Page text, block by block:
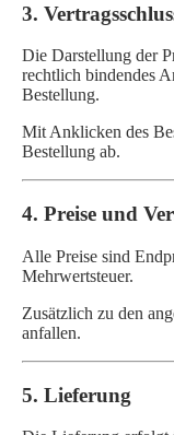
3.
Die Darstellung der
rechtlich bindendes
Bestellung.
Mit Anklicken des
Bestellung ab.
4. Preise und
Alle Preise sind
Mehrwertsteuer.
Zusätzlich zu den
anfallen.
5. Lieferung